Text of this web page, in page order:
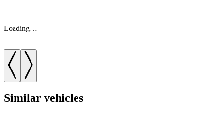
Loading…
Similar vehicles